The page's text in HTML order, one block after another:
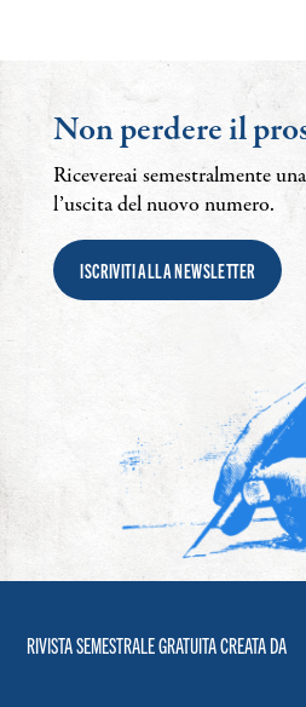
Non perdere il
Ricevereai semestralmente
l’uscita del nuovo numero.
ISCRIVITI ALLA NEWSLETTER
RIVISTA SEMESTRALE GRATUITA CREATA DA